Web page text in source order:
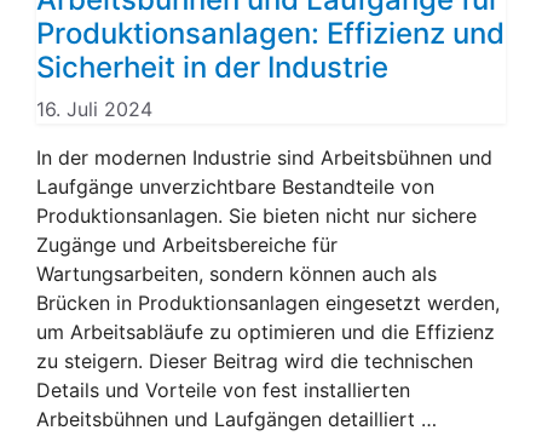
Produktionsanlagen: Effizienz und
Sicherheit in der Industrie
16. Juli 2024
In der modernen Industrie sind Arbeitsbühnen und
Laufgänge unverzichtbare Bestandteile von
Produktionsanlagen. Sie bieten nicht nur sichere
Zugänge und Arbeitsbereiche für
Wartungsarbeiten, sondern können auch als
Brücken in Produktionsanlagen eingesetzt werden,
um Arbeitsabläufe zu optimieren und die Effizienz
zu steigern. Dieser Beitrag wird die technischen
Details und Vorteile von fest installierten
Arbeitsbühnen und Laufgängen detailliert …